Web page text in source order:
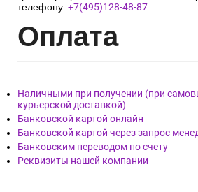
телефону. +7(495)128-48-87
Оплата
Наличными при получении (при
курьерской доставкой)
Банковской картой онлайн
Банковской картой через запрос
Банковским переводом по счету
Реквизиты нашей компании